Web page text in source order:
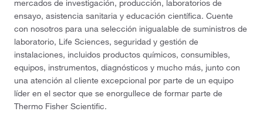
mercados de investigación, producción, laboratorios de
ensayo, asistencia sanitaria y educación científica. Cuente
con nosotros para una selección inigualable de suministros de
laboratorio, Life Sciences, seguridad y gestión de
instalaciones, incluidos productos químicos, consumibles,
equipos, instrumentos, diagnósticos y mucho más, junto con
una atención al cliente excepcional por parte de un equipo
líder en el sector que se enorgullece de formar parte de
Thermo Fisher Scientific.